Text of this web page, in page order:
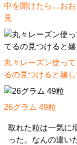
中を開けたら…おお
見
丸々レーズン使っ
るの見つけると嬉
26グラム 49粒
取れた粒は一気に
った。なんの違い